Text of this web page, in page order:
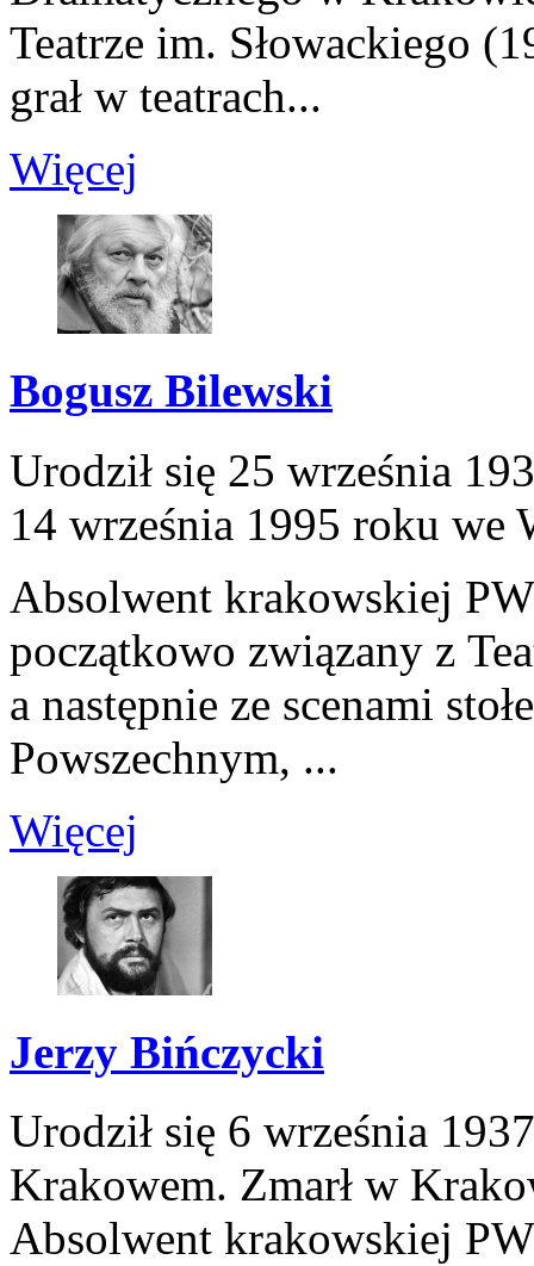
Teatrze im. Słowackiego
grał w teatrach...
Więcej
Bogusz Bilewski
Urodził się 25 września
14 września 1995 roku we
Absolwent krakowskiej
początkowo związany z
a następnie ze scenami
Powszechnym, ...
Więcej
Jerzy Bińczycki
Urodził się 6 września
Krakowem. Zmarł w
Absolwent krakowskiej